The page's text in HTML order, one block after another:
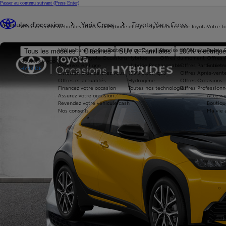
Passer au contenu suivant (Press Enter)
Véhicules neufs
Tous les modèles Citadines SUV & Familiales 100%
Nouvelle Aygo X
HYBRIDE
Véhicules d'occasion
Nos voitures d'occasion
Avantages Toyota Occasions
Réservez en ligne
Livraison près de chez vous
Offres et actualités
Financez votre occasion
Assurez votre occasion
Revendez votre véhicule cash
Nos conseils
Hybride et électrique
Toutes les motorisations
Hybride
Hybride Rechargeable
100% Électrique
Hydrogène
Toutes nos technologies
Acheter une Toyota
Reprise de votre voiture
Offres du moment
Offres Après-
Offres Occasions
Offres
Votre
Toyota
Offres
Ma vie
Véhicules d'occasion Yaris Cross Toyota Yaris Cross
360°